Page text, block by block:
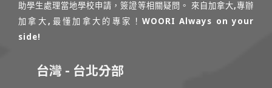
助學生處理當地學校申請，簽證等相關疑問。 來自加拿大,專辦
加拿大,最懂加拿大的專家！WOORI Always on your
side!
台灣 - 台北分部